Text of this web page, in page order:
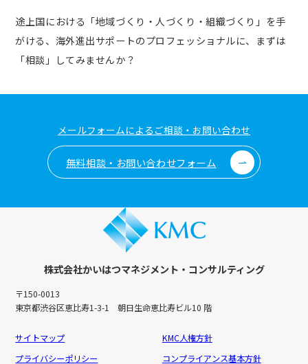
途上国における「地域づくり・人づくり・組織づくり」を手
がける、 海外進出サポートのプロフェッショナルに、まずは
「相談」してみませんか？
メールフォームによるご相談・お問い合わせ
無料相談・お問い合わせフォーム
株式会社かいはつマネジメント・コンサルティング
〒150-0013
東京都渋谷区恵比寿1-3-1 朝日生命恵比寿ビル10 階
サイトマップ
KMC人権方針
プライバシーポリシー
コンプライアンス基本方針